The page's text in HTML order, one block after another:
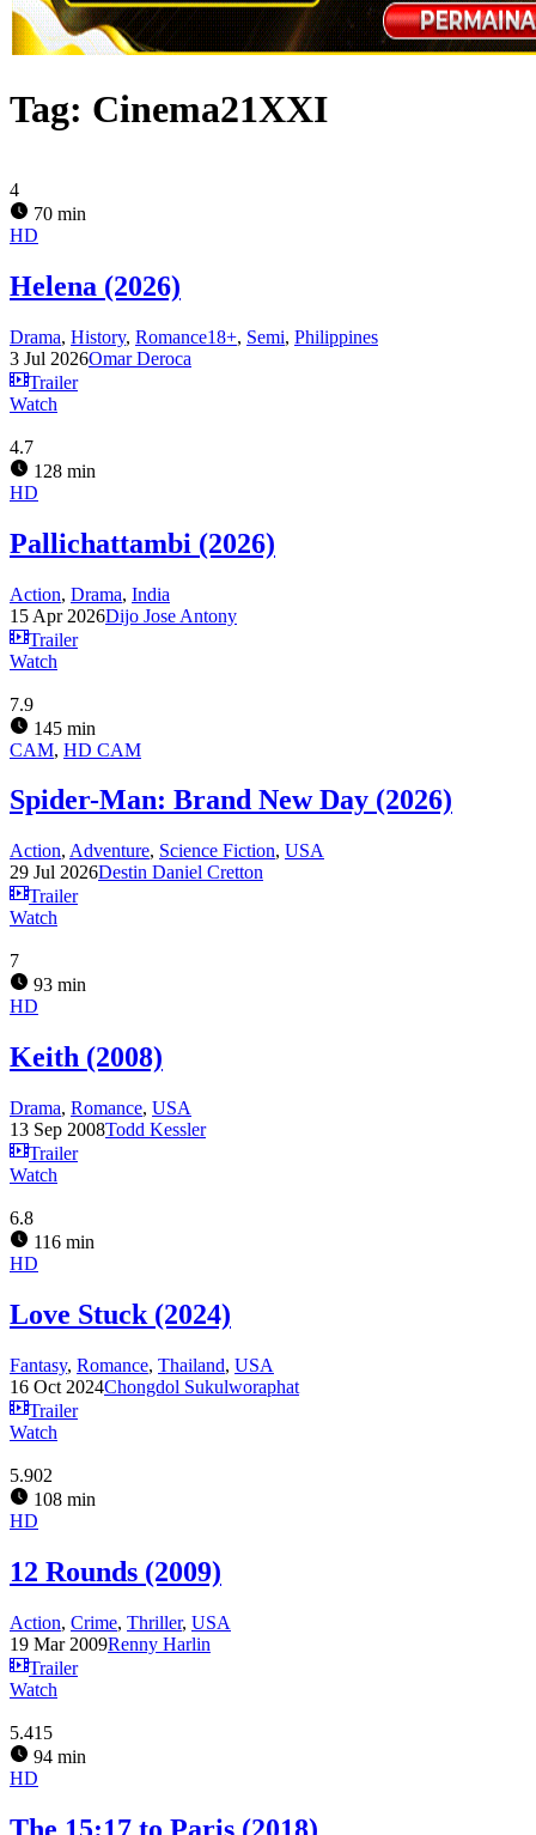
Tag: Cinema21XXI
4
70 min
HD
Helena (2026)
Drama, History, Romance18+, Semi, Philippines
3 Jul 2026Omar Deroca
Trailer
Watch
4.7
128 min
HD
Pallichattambi (2026)
Action, Drama, India
15 Apr 2026Dijo Jose Antony
Trailer
Watch
7.9
145 min
CAM, HD CAM
Spider-Man: Brand New Day (2026)
Action, Adventure, Science Fiction, USA
29 Jul 2026Destin Daniel Cretton
Trailer
Watch
7
93 min
HD
Keith (2008)
Drama, Romance, USA
13 Sep 2008Todd Kessler
Trailer
Watch
6.8
116 min
HD
Love Stuck (2024)
Fantasy, Romance, Thailand, USA
16 Oct 2024Chongdol Sukulworaphat
Trailer
Watch
5.902
108 min
HD
12 Rounds (2009)
Action, Crime, Thriller, USA
19 Mar 2009Renny Harlin
Trailer
Watch
5.415
94 min
HD
The 15:17 to Paris (2018)